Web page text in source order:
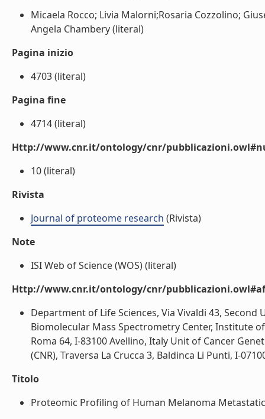
Micaela Rocco; Livia Malorni;Rosaria Cozzolino;
Angela Chambery (literal)
Pagina inizio
4703 (literal)
Pagina fine
4714 (literal)
Http://www.cnr.it/ontology/cnr/
10 (literal)
Rivista
Journal of proteome research (Rivista)
Note
ISI Web of Science (WOS) (literal)
Http://www.cnr.it/ontology/cnr/
Department of Life Sciences, Via Vivaldi 43,
Biomolecular Mass Spectrometry Center, Institute
Roma 64, I-83100 Avellino, Italy Unit of Cancer
(CNR), Traversa La Crucca 3, Baldinca Li Punti, I-
Titolo
Proteomic Profiling of Human Melanoma